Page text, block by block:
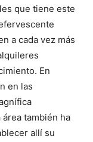
que tiene este
a cada vez más
En
en las
también ha
allí su